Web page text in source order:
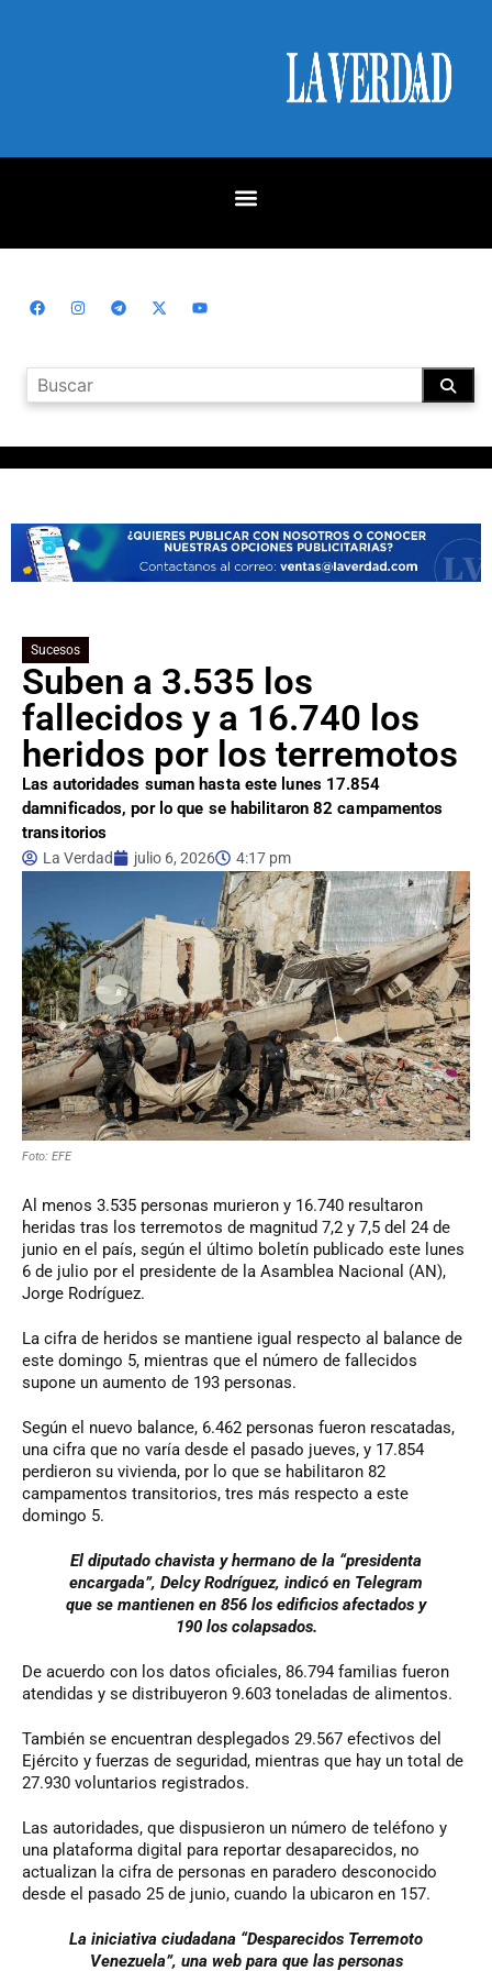
Sucesos
Suben a 3.535 los
fallecidos y a 16.740 los
heridos por los terremotos
Las autoridades suman hasta este lunes 17.854
damnificados, por lo que se habilitaron 82 campamentos
transitorios
La Verdad julio 6, 2026 4:17 pm
Foto: EFE
Al menos 3.535 personas murieron y 16.740 resultaron
heridas tras los terremotos de magnitud 7,2 y 7,5 del 24 de
junio en el país, según el último boletín publicado este lunes
6 de julio por el presidente de la Asamblea Nacional (AN),
Jorge Rodríguez.
La cifra de heridos se mantiene igual respecto al balance de
este domingo 5, mientras que el número de fallecidos
supone un aumento de 193 personas.
Según el nuevo balance, 6.462 personas fueron rescatadas,
una cifra que no varía desde el pasado jueves, y 17.854
perdieron su vivienda, por lo que se habilitaron 82
campamentos transitorios, tres más respecto a este
domingo 5.
El diputado chavista y hermano de la “presidenta
encargada”, Delcy Rodríguez, indicó en Telegram
que se mantienen en 856 los edificios afectados y
190 los colapsados.
De acuerdo con los datos oficiales, 86.794 familias fueron
atendidas y se distribuyeron 9.603 toneladas de alimentos.
También se encuentran desplegados 29.567 efectivos del
Ejército y fuerzas de seguridad, mientras que hay un total de
27.930 voluntarios registrados.
Las autoridades, que dispusieron un número de teléfono y
una plataforma digital para reportar desaparecidos, no
actualizan la cifra de personas en paradero desconocido
desde el pasado 25 de junio, cuando la ubicaron en 157.
La iniciativa ciudadana “Desparecidos Terremoto
Venezuela”, una web para que las personas